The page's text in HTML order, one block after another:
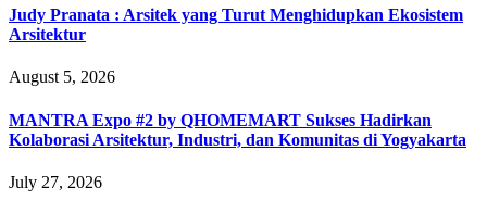
Judy Pranata : Arsitek yang Turut Menghidupkan Ekosistem
Arsitektur
August 5, 2026
MANTRA Expo #2 by QHOMEMART Sukses Hadirkan
Kolaborasi Arsitektur, Industri, dan Komunitas di Yogyakarta
July 27, 2026